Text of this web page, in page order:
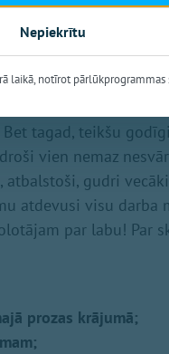
sirds atdota bērniem
no gala, tiem būtu
skolu beigusi,
tagad, teikšu
vien nemaz
gudri
atdevusi visu darba
par labu! Par
prozas krājumā;
Nepiekrītu
laikā, notīrot pārlūkprogrammas